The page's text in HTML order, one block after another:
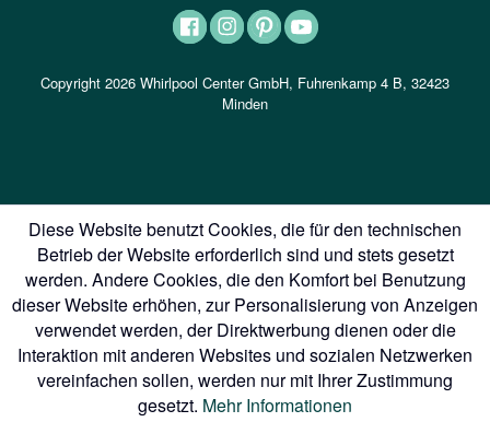
Copyright 2026 Whirlpool Center GmbH, Fuhrenkamp 4 B, 32423
Minden
Diese Website benutzt Cookies, die für den technischen
Betrieb der Website erforderlich sind und stets gesetzt
werden. Andere Cookies, die den Komfort bei Benutzung
dieser Website erhöhen, zur Personalisierung von Anzeigen
verwendet werden, der Direktwerbung dienen oder die
Interaktion mit anderen Websites und sozialen Netzwerken
vereinfachen sollen, werden nur mit Ihrer Zustimmung
gesetzt. Mehr Informationen